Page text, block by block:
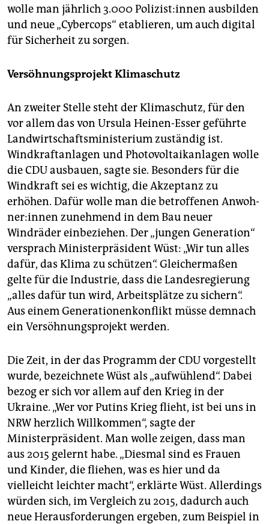
wolle man jährlich 3.000 Po­li­zis­t:in­nen ausbilden
und neue „Cybercops“ etablieren, um auch digital
für Sicherheit zu sorgen.
Versöhnungsprojekt Klimaschutz
An zweiter Stelle steht der Klimaschutz, für den
vor allem das von Ursula Heinen-Esser geführte
Landwirtschaftsministerium zuständig ist.
Windkraftanlagen und Photovoltaikanlagen wolle
die CDU ausbauen, sagte sie. Besonders für die
Windkraft sei es wichtig, die Akzeptanz zu
erhöhen. Dafür wolle man die betroffenen An­woh­
ne­r:in­nen zunehmend in dem Bau neuer
Windräder einbeziehen. Der „jungen Generation“
versprach Ministerpräsident Wüst: „Wir tun alles
dafür, das Klima zu schützen“. Gleichermaßen
gelte für die Industrie, dass die Landesregierung
„alles dafür tun wird, Arbeitsplätze zu sichern“.
Aus einem Generationenkonflikt müsse demnach
ein Versöhnungsprojekt werden.
Die Zeit, in der das Programm der CDU vorgestellt
wurde, bezeichnete Wüst als „aufwühlend“. Dabei
bezog er sich vor allem auf den Krieg in der
Ukraine. „Wer vor Putins Krieg flieht, ist bei uns in
NRW herzlich Willkommen“, sagte der
Ministerpräsident. Man wolle zeigen, dass man
aus 2015 gelernt habe. „Diesmal sind es Frauen
und Kinder, die fliehen, was es hier und da
vielleicht leichter macht“, erklärte Wüst. Allerdings
würden sich, im Vergleich zu 2015, dadurch auch
neue Herausforderungen ergeben, zum Beispiel in